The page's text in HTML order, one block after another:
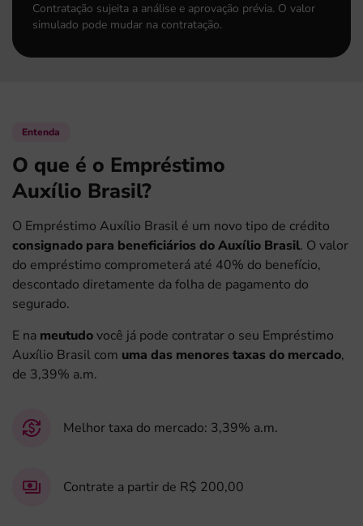
Contratação sujeita a análise e aprovação prévia. O valor
simulado pode mudar na contratação.
Entenda
O que é o Empréstimo
Auxílio Brasil?
O Empréstimo Auxílio Brasil é um novo tipo de crédito
consignado para beneficiários do Auxílio Brasil. O valor
do empréstimo comprometerá até 40% do benefício,
descontado diretamente da folha de pagamento do
segurado.
E na meutudovocê já pode contratar o seu Empréstimo
Auxílio Brasil com uma das menores taxas do mercado,
de 3,39% a.m.
Melhor taxa do mercado: 3,39% a.m.
Contrate a partir de R$ 200,00